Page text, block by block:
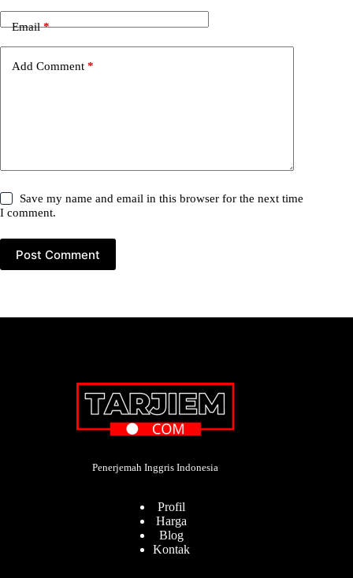
Email*
Add Comment *
Save my name and email in this browser for the next time
I comment.
Post Comment
Penerjemah Inggris Indonesia
Profil
Harga
Blog
Kontak